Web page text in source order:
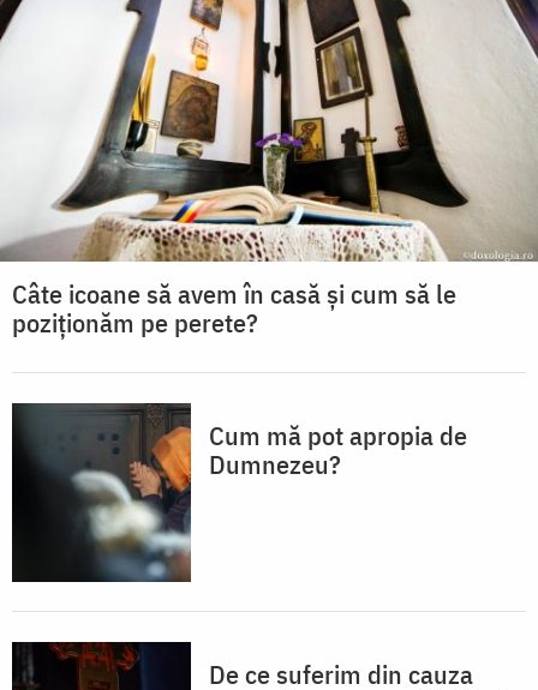
Câte icoane să avem în casă și cum să le
poziționăm pe perete?
Cum mă pot apropia de
Dumnezeu?
De ce suferim din cauza